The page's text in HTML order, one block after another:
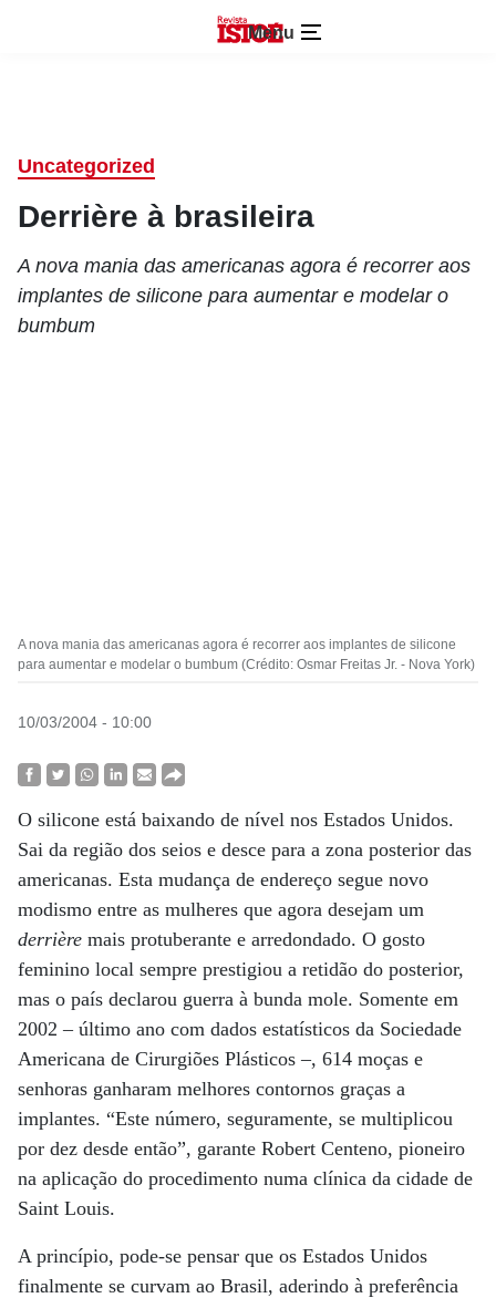
Menu
Uncategorized
Derrière à brasileira
A nova mania das americanas agora é recorrer aos
implantes de silicone para aumentar e modelar o
bumbum
A nova mania das americanas agora é recorrer aos implantes de silicone
para aumentar e modelar o bumbum (Crédito: Osmar Freitas Jr. - Nova York)
10/03/2004 - 10:00
O silicone está baixando de nível nos Estados Unidos.
Sai da região dos seios e desce para a zona posterior das
americanas. Esta mudança de endereço segue novo
modismo entre as mulheres que agora desejam um
derrière mais protuberante e arredondado. O gosto
feminino local sempre prestigiou a retidão do posterior,
mas o país declarou guerra à bunda mole. Somente em
2002 – último ano com dados estatísticos da Sociedade
Americana de Cirurgiões Plásticos –, 614 moças e
senhoras ganharam melhores contornos graças a
implantes. “Este número, seguramente, se multiplicou
por dez desde então”, garante Robert Centeno, pioneiro
na aplicação do procedimento numa clínica da cidade de
Saint Louis.
A princípio, pode-se pensar que os Estados Unidos
finalmente se curvam ao Brasil, aderindo à preferência